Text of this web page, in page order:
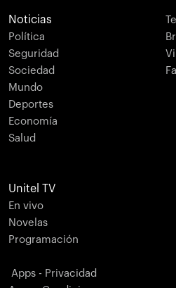
Noticias
Política
Seguridad
Sociedad
Mundo
Deportes
Economía
Salud
Unitel TV
En vivo
Novelas
Programación
Apps - Privacidad